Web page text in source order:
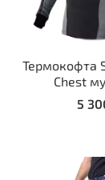
Термокофта
Chest
5